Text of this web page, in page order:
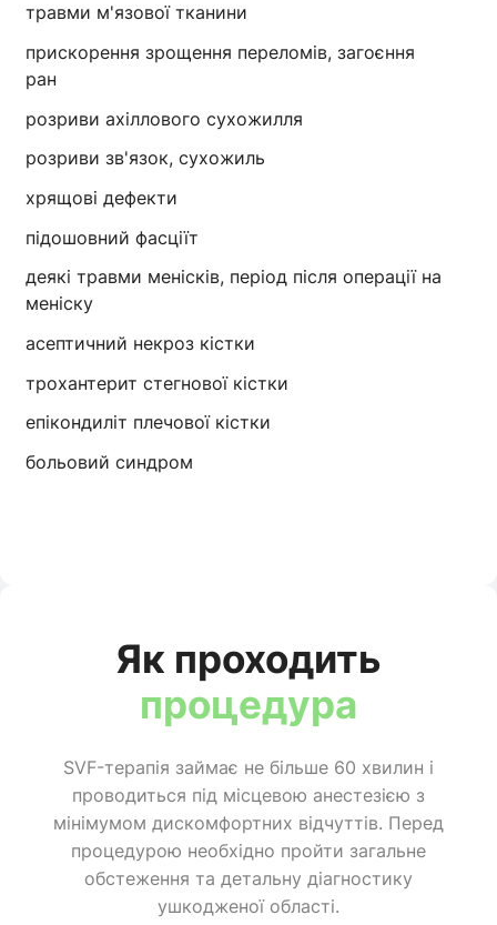
травми м'язової тканини
прискорення зрощення переломів, загоєння
ран
розриви ахіллового сухожилля
розриви зв'язок, сухожиль
хрящові дефекти
підошовний фасціїт
деякі травми менісків, період після операції на
меніску
асептичний некроз кістки
трохантерит стегнової кістки
епікондиліт плечової кістки
больовий синдром
Як проходить
процедура
SVF-терапія займає не більше 60 хвилин і
проводиться під місцевою анестезією з
мінімумом дискомфортних відчуттів. Перед
процедурою необхідно пройти загальне
обстеження та детальну діагностику
ушкодженої області.